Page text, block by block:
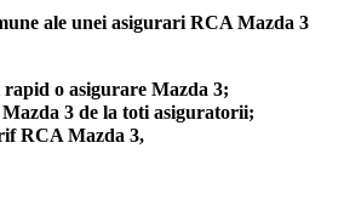
ale unei asigurari RCA Mazda 3
o asigurare Mazda 3;
3 de la toti asiguratorii;
RCA Mazda 3,